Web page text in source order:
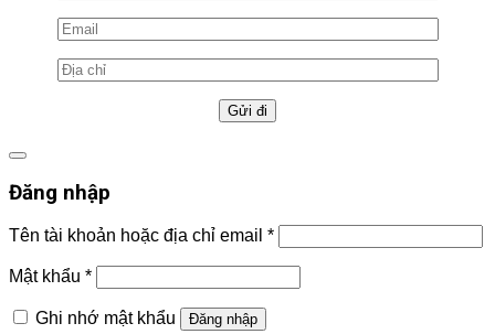
Đăng nhập
Tên tài khoản hoặc địa chỉ email *
Mật khẩu *
Ghi nhớ mật khẩu Đăng nhập